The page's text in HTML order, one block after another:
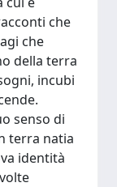
che
che
della terra
incubi
senso di
terra natia
identità